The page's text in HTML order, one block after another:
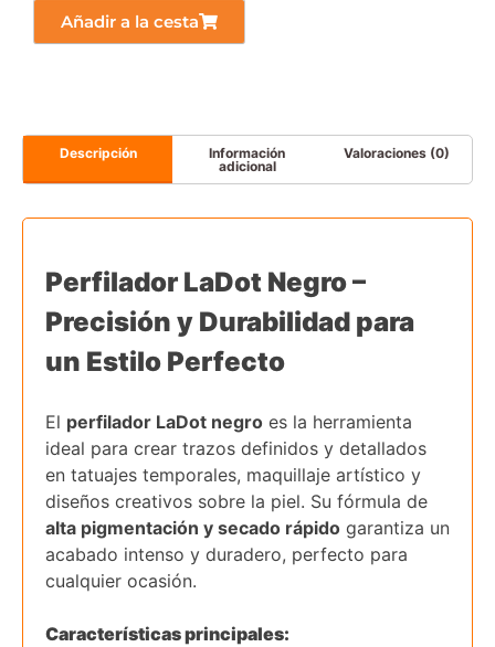
Añadir a la cesta
Descripción
Información
adicional
Valoraciones (0)
Perfilador LaDot Negro –
Precisión y Durabilidad para
un Estilo Perfecto
El perfilador LaDot negro es la herramienta
ideal para crear trazos definidos y detallados
en tatuajes temporales, maquillaje artístico y
diseños creativos sobre la piel. Su fórmula de
alta pigmentación y secado rápido garantiza un
acabado intenso y duradero, perfecto para
cualquier ocasión.
Características principales: